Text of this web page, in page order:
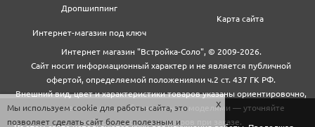
Дропшиппинг
Интернет-магазин под ключ
Карта сайта
Интернет магазин "Встройка-Соло", © 2009-2026.
Сайт носит информационный характер и не является публичной
офертой, определяемой положениями ч.2 ст. 437 ГК РФ.
Внешний вид, цвет и характеристики товаров указаны ориентировочно,
могут не совпадать с обновленными моделями — уточняйте
информацию у менеджеров при заказе.
Мы используем cookie для работы сайта, это
позволяет сделать сайт более полезным и